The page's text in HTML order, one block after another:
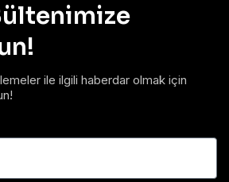
ile ilgili haberdar olmak için